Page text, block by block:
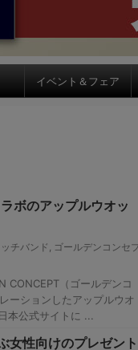
イベント＆フェア
ボのアップルウオッ
チバンド, ゴールデンコンセ
CONCEPT（ゴールデンコ
ーションしたアップルウオ
本公式サイトに ...
女性向けのプレゼント